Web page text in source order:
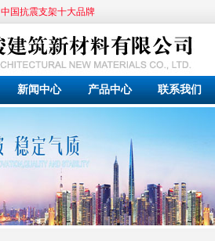
中国抗震支架十大品牌
新闻中心 产品中心 联系我们